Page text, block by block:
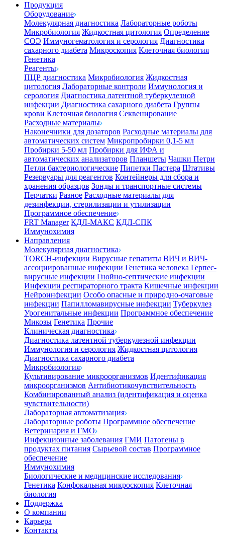
Продукция
Оборудование
Молекулярная диагностика Лабораторные роботы
Микробиология Жидкостная цитология Определение
СОЭ Иммуногематология и серология Диагностика
сахарного диабета Микроскопия Клеточная биология
Генетика
Реагенты
ПЦР диагностика Микробиология Жидкостная
цитология Лабораторные контроли Иммунология и
серология Диагностика латентной туберкулезной
инфекции Диагностика сахарного диабета Группы
крови Клеточная биология Секвенирование
Расходные материалы
Наконечники для дозаторов Расходные материалы для
автоматических систем Микропробирки 0,1-5 мл
Пробирки 5-50 мл Пробирки для ИФА и
автоматических анализаторов Планшеты Чашки Петри
Петли бактериологические Пипетки Пастера Штативы
Резервуары для реагентов Контейнеры для сбора и
хранения образцов Зонды и транспортные системы
Перчатки Разное Расходные материалы для
дезинфекции, стерилизации и утилизации
Программное обеспечение
FRT Manager КДЛ-МАКС КДЛ-СПК
Иммунохимия
Направления
Молекулярная диагностика
TORCH-инфекции Вирусные гепатиты ВИЧ и ВИЧ-
ассоциированные инфекции Генетика человека Герпес-
вирусные инфекции Гнойно-септические инфекции
Инфекции респираторного тракта Кишечные инфекции
Нейроинфекции Особо опасные и природно-очаговые
инфекции Папилломавирусные инфекции Туберкулез
Урогенитальные инфекции Программное обеспечение
Микозы Генетика Прочие
Клиническая диагностика
Диагностика латентной туберкулезной инфекции
Иммунология и серология Жидкостная цитология
Диагностика сахарного диабета
Микробиология
Культивирование микроорганизмов Идентификация
микроорганизмов Антибиотикочувствительность
Комбинированный анализ (идентификация и оценка
чувствительности)
Лабораторная автоматизация
Лабораторные роботы Программное обеспечение
Ветеринария и ГМО
Инфекционные заболевания ГМИ Патогены в
продуктах питания Сырьевой состав Программное
обеспечение
Иммунохимия
Биологические и медицинские исследования
Генетика Конфокальная микроскопия Клеточная
биология
Поддержка
О компании
Карьера
Контакты